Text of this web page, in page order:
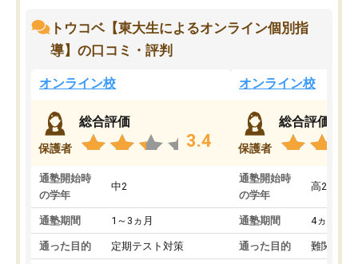
トウコベ【東大生によるオンライン個別指
導】の口コミ・評判
オンライン校
保護者
総合評価
3.4
通塾開始時
の学年
中2
通塾期間 1～3ヵ月
通った目的 定期テスト対策
オンライン校
保護者
総合評価
通塾開始時
の学年
高2
通塾期間 4ヵ月～1
通った目的 難関私立